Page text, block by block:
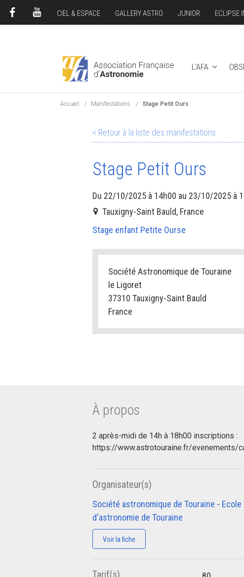
L'AFA
CIEL & ESPACE GALLERY ASTRO JUNIOR ECLIPSE
Accueil Manifestations Stage Petit Ours
< Retour à la liste des manifestations
Stage Petit Ours
Du 22/10/2025 à 14h00 au 23/10/2025 à
Tauxigny-Saint Bauld, France
Stage enfant Petite Ourse
Société Astronomique de Touraine
le Ligoret
37310 Tauxigny-Saint Bauld
France
À propos
2 après-midi de 14h à 18h00 inscriptions :
https://www.astrotouraine.fr/evenements/
Organisateur(s)
Société astronomique de Touraine - Ecole
d'astronomie de Touraine
Voir la fiche
Tarif(s)